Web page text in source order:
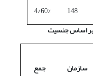
148
4/60%
سازمان
جمع